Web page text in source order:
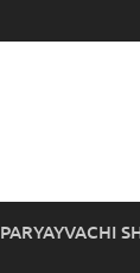
PARYAYVACHI